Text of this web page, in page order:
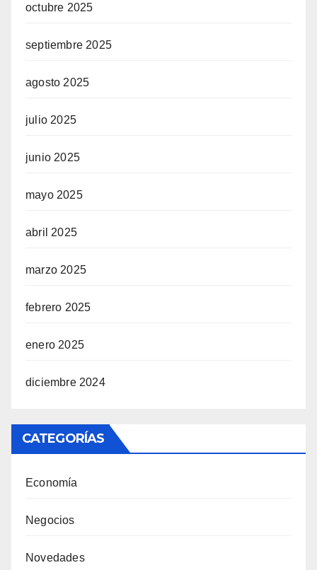
octubre 2025
septiembre 2025
agosto 2025
julio 2025
junio 2025
mayo 2025
abril 2025
marzo 2025
febrero 2025
enero 2025
diciembre 2024
CATEGORÍAS
Economía
Negocios
Novedades